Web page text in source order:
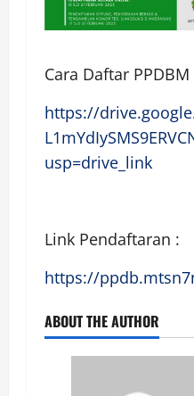
Cara Daftar PPDBM
https://
usp=drive_link
Link Pendaftaran :
https://
ABOUT THE AUTHOR